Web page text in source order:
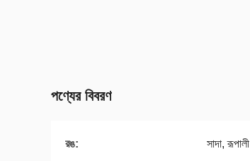
পণ্যের বিবরণ
রঙ: সাদা, রূপালী